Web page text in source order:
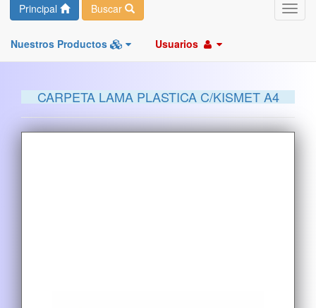
Principal Buscar
Nuestros Productos Usuarios
CARPETA LAMA PLASTICA C/KISMET A4